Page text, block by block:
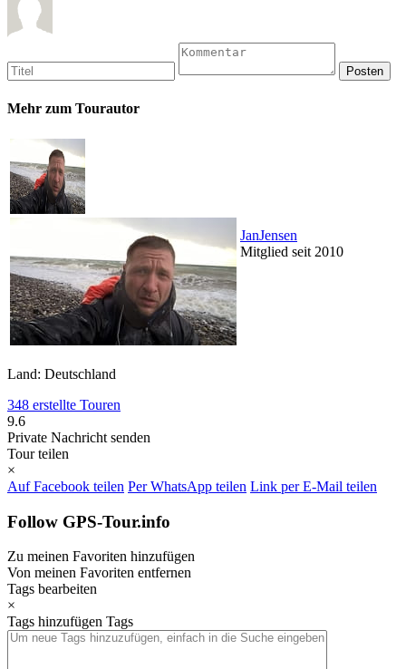
Mehr zum Tourautor
JanJensen
Mitglied seit 2010
Land: Deutschland
348 erstellte Touren
9.6
Private Nachricht senden
Tour teilen
×
Auf Facebook teilen Per WhatsApp teilen Link per E-Mail teilen
Follow GPS-Tour.info
Zu meinen Favoriten hinzufügen
Von meinen Favoriten entfernen
Tags bearbeiten
×
Tags hinzufügen Tags